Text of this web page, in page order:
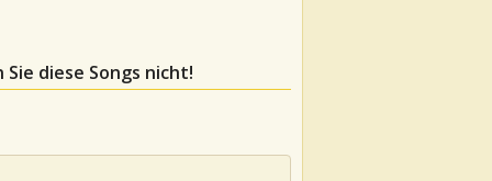
Sie diese Songs nicht!